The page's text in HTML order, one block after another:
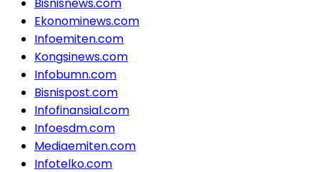
Ekonominews.com
Infoemiten.com
Kongsinews.com
Infobumn.com
Bisnispost.com
Infofinansial.com
Infoesdm.com
Mediaemiten.com
Infotelko.com